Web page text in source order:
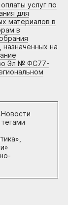
услуг по
для
материалов в
в
на
Эл № ФС77-
Новости